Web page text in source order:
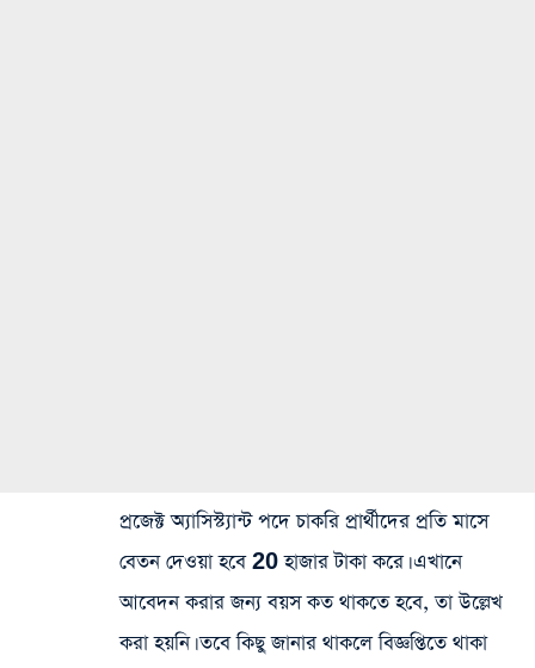
প্রজেক্ট অ্যাসিস্ট্যান্ট পদে চাকরি প্রার্থীদের প্রতি মাসে
বেতন দেওয়া হবে 20 হাজার টাকা করে। এখানে
আবেদন করার জন্য বয়স কত থাকতে হবে, তা উল্লেখ
করা হয়নি। তবে কিছু জানার থাকলে বিজ্ঞপ্তিতে থাকা